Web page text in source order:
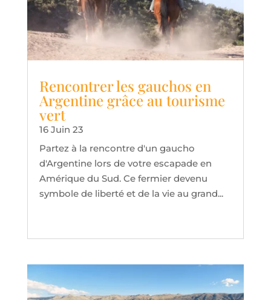
Rencontrer les gauchos en
Argentine grâce au tourisme
vert
16 Juin 23
Partez à la rencontre d'un gaucho
d'Argentine lors de votre escapade en
Amérique du Sud. Ce fermier devenu
symbole de liberté et de la vie au grand...